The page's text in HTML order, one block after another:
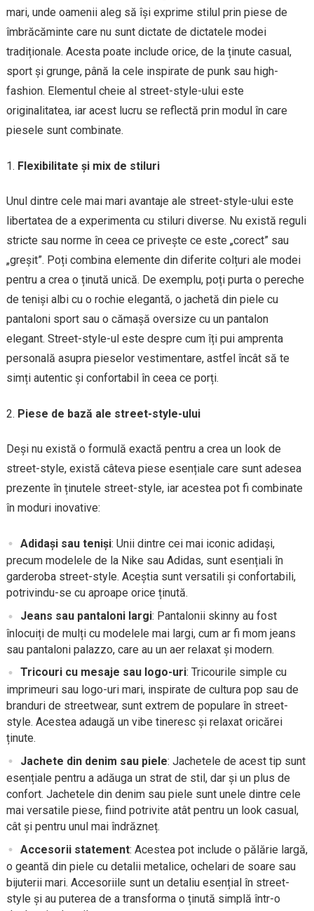
mari, unde oamenii aleg să își exprime stilul prin piese de
îmbrăcăminte care nu sunt dictate de dictatele modei
tradiționale. Acesta poate include orice, de la ținute casual,
sport și grunge, până la cele inspirate de punk sau high-
fashion. Elementul cheie al street-style-ului este
originalitatea, iar acest lucru se reflectă prin modul în care
piesele sunt combinate.
Flexibilitate și mix de stiluri
Unul dintre cele mai mari avantaje ale street-style-ului este
libertatea de a experimenta cu stiluri diverse. Nu există reguli
stricte sau norme în ceea ce privește ce este „corect” sau
„greșit”. Poți combina elemente din diferite colțuri ale modei
pentru a crea o ținută unică. De exemplu, poți purta o pereche
de teniși albi cu o rochie elegantă, o jachetă din piele cu
pantaloni sport sau o cămașă oversize cu un pantalon
elegant. Street-style-ul este despre cum îți pui amprenta
personală asupra pieselor vestimentare, astfel încât să te
simți autentic și confortabil în ceea ce porți.
Piese de bază ale street-style-ului
Deși nu există o formulă exactă pentru a crea un look de
street-style, există câteva piese esențiale care sunt adesea
prezente în ținutele street-style, iar acestea pot fi combinate
în moduri inovative:
Adidași sau teniși: Unii dintre cei mai iconic adidași,
precum modelele de la Nike sau Adidas, sunt esențiali în
garderoba street-style. Aceștia sunt versatili și confortabili,
potrivindu-se cu aproape orice ținută.
Jeans sau pantaloni largi: Pantalonii skinny au fost
înlocuiți de mulți cu modelele mai largi, cum ar fi mom jeans
sau pantaloni palazzo, care au un aer relaxat și modern.
Tricouri cu mesaje sau logo-uri: Tricourile simple cu
imprimeuri sau logo-uri mari, inspirate de cultura pop sau de
branduri de streetwear, sunt extrem de populare în street-
style. Acestea adaugă un vibe tineresc și relaxat oricărei
ținute.
Jachete din denim sau piele: Jachetele de acest tip sunt
esențiale pentru a adăuga un strat de stil, dar și un plus de
confort. Jachetele din denim sau piele sunt unele dintre cele
mai versatile piese, fiind potrivite atât pentru un look casual,
cât și pentru unul mai îndrăzneț.
Accesorii statement: Acestea pot include o pălărie largă,
o geantă din piele cu detalii metalice, ochelari de soare sau
bijuterii mari. Accesoriile sunt un detaliu esențial în street-
style și au puterea de a transforma o ținută simplă într-o